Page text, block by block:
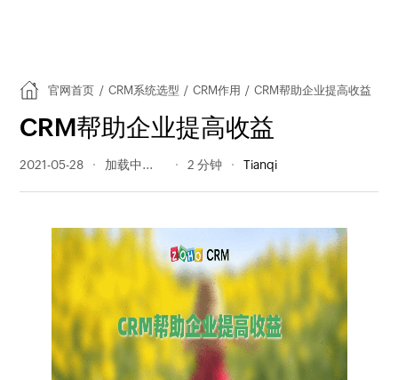
官网首页 / CRM系统选型 / CRM作用 / CRM帮助企业提高收益
CRM帮助企业提高收益
2021-05-28 324 阅读量 2 分钟 Tianqi